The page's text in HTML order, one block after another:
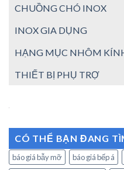
CHUỒNG CHÓ INOX
INOX GIA DỤNG
HẠNG MỤC NHÔM
THIẾT BỊ PHỤ TRỢ
CÓ THỂ BẠN ĐANG
báo giá bẫy mỡ báo giá bếp á